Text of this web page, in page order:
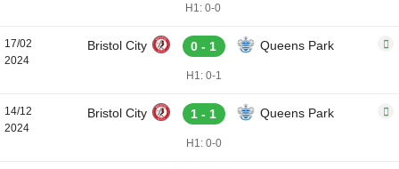
H1: 0-0
17/02
2024
Bristol City 0 - 1 Queens Park
H1: 0-1
14/12
2024
Bristol City 1 - 1 Queens Park
H1: 0-0